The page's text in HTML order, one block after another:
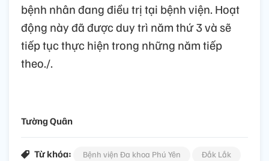
bệnh nhân đang điều trị tại bệnh viện. Hoạt
động này đã được duy trì năm thứ 3 và sẽ
tiếp tục thực hiện trong những năm tiếp
theo./.
Tường Quân
Từ khóa: Bệnh viện Đa khoa Phú Yên
Đắk Lắk